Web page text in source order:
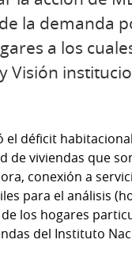
la demanda
a los
Visión
el déficit
de viviendas que
conexión a
para el análisis
los hogares
del Instituto